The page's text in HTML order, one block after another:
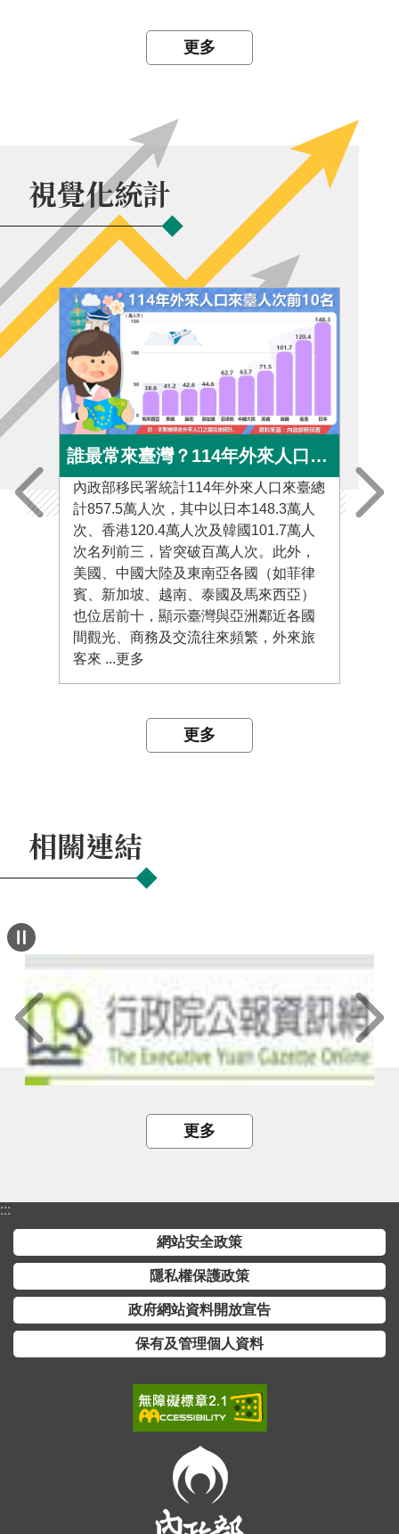
更多
視覺化統計
誰最常來臺灣？114年外來人口來臺人次Top 10大公開
內政部移民署統計114年外來人口來臺總
計857.5萬人次，其中以日本148.3萬人
次、香港120.4萬人次及韓國101.7萬人
次名列前三，皆突破百萬人次。此外，
美國、中國大陸及東南亞各國（如菲律
賓、新加坡、越南、泰國及馬來西亞）
也位居前十，顯示臺灣與亞洲鄰近各國
間觀光、商務及交流往來頻繁，外來旅
客來 ...更多
內
更多
相關連結
更多
:::
網站安全政策
隱私權保護政策
政府網站資料開放宣告
保有及管理個人資料